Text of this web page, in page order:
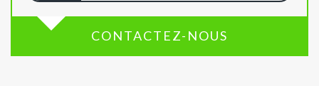
CONTACTEZ-NOUS